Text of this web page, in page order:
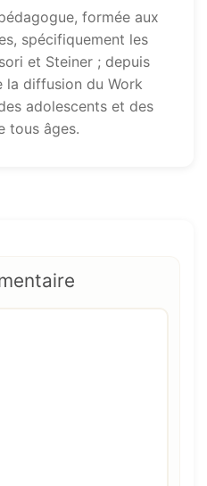
formée aux
spécifiquement les
et Steiner ; depuis
la diffusion du Work
adolescents et des
tous âges.